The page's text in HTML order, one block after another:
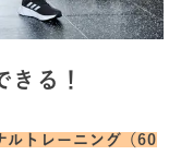
きる！
ルトレーニング（60